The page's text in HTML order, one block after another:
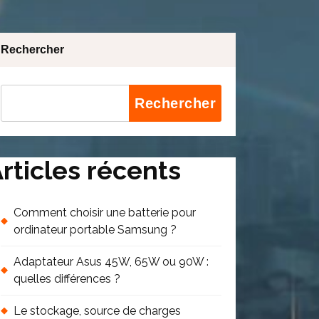
Rechercher
Rechercher
récents
Comment choisir une batterie pour
ordinateur portable Samsung ?
Adaptateur Asus 45W, 65W ou 90W :
quelles différences ?
Le stockage, source de charges